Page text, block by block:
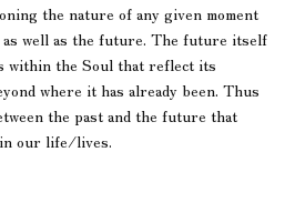
the nature of any given moment
well as the future. The future itself
within the Soul that reflect its
where it has already been. Thus
the past and the future that
in our life/lives.